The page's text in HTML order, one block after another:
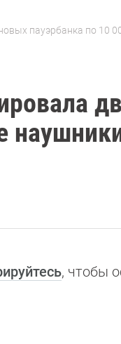
пауэрбанка по 10
, чтобы